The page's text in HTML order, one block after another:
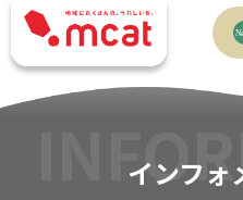
インフォ